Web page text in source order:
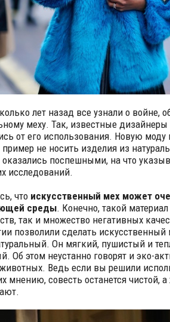
лет назад все узнали о войне,
меху. Так, известные
от его использования. Новую
пример не носить изделия из
поспешными, на что
исследований.
что искусственный мех может
среды. Конечно, такой
так и множество негативных
позволили сделать
Он мягкий, пушистый и
Об этом неустанно говорят и эко-
Ведь если вы решили
мнению, совесть останется чистой,